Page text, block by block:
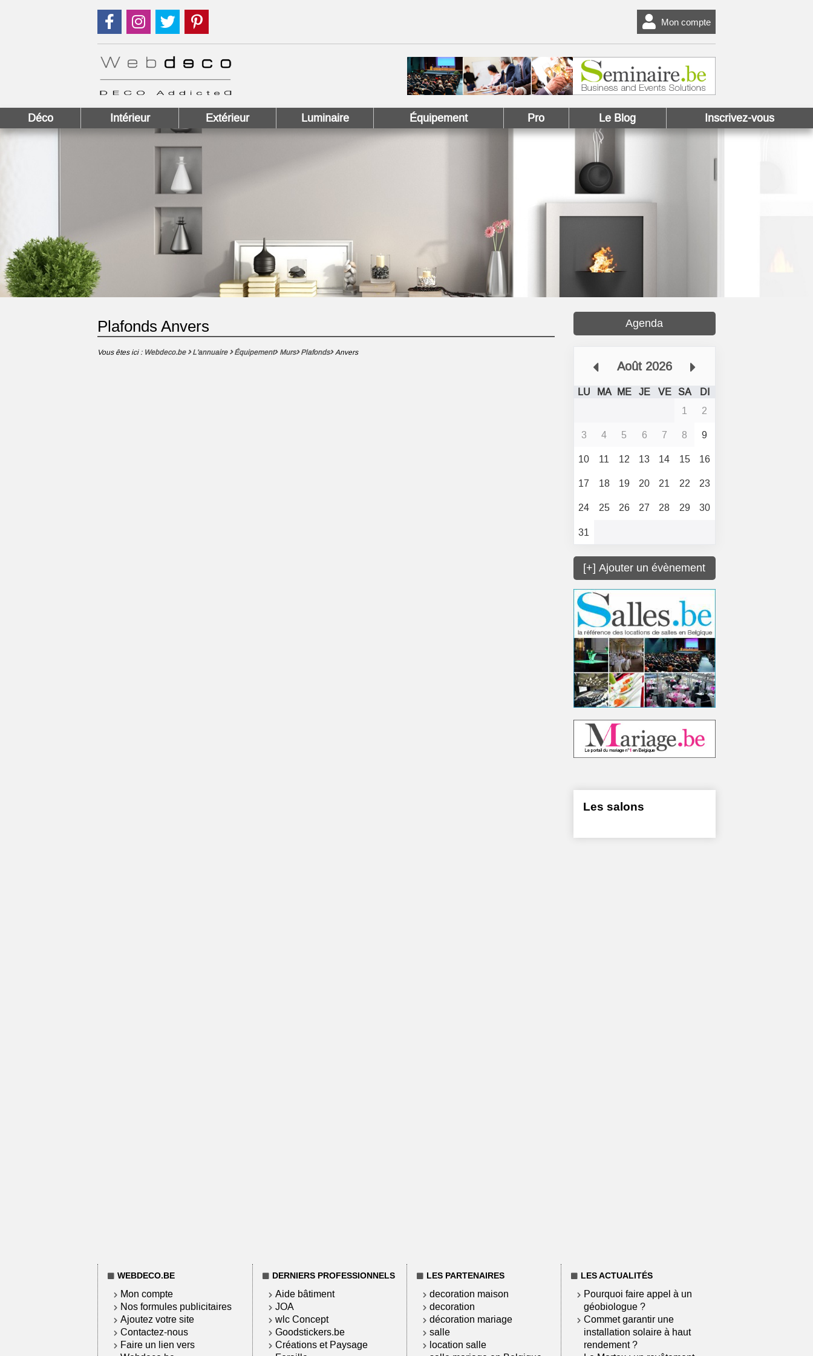
Suivez nous sur Facebook !
Suivez nous sur Instagram !
Suivez nous sur Twitter ! Mon compte
Déco Intérieur Extérieur Luminaire Équipement Pro Le Blog Inscrivez-vous
Plafonds Anvers
Vous êtes ici : Webdeco.be L'annuaire Équipement Murs Plafonds Anvers
Agenda
Août 2026
LU MA ME JE VE SA
DI
1
2
3
4 5 6 7 8
9
10
11 12 13 14 15
16
17
18 19 20 21 22
23
24
25 26 27 28 29
30
31
[+] Ajouter un évènement
Les salons
WEBDECO.BE
Mon compte
Nos formules publicitaires
Ajoutez votre site
Contactez-nous
Faire un lien vers
DERNIERS PROFESSIONNELS
Aide bâtiment
JOA
wlc Concept
Goodstickers.be
Créations et Paysage
LES PARTENAIRES
decoration maison
decoration
décoration mariage
salle
location salle
LES ACTUALITÉS
Pourquoi faire appel à un
géobiologue ?
Commet garantir une
installation solaire à haut
rendement ?